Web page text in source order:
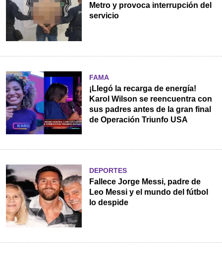
Metro y provoca interrupción del
servicio
FAMA
¡Llegó la recarga de energía!
Karol Wilson se reencuentra con
sus padres antes de la gran final
de Operación Triunfo USA
DEPORTES
Fallece Jorge Messi, padre de
Leo Messi y el mundo del fútbol
lo despide